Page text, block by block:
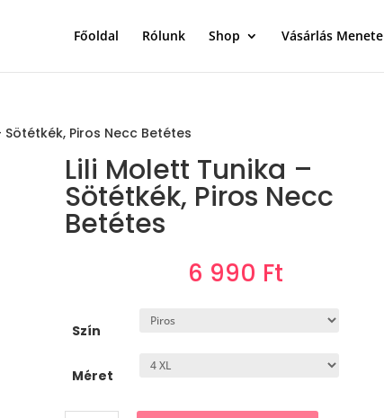
Főoldal Rólunk Shop Vásárlás Menete
Piros Necc Betétes
Lili Molett Tunika –
Sötétkék, Piros Necc
Betétes
6 990 Ft
Szín
Méret